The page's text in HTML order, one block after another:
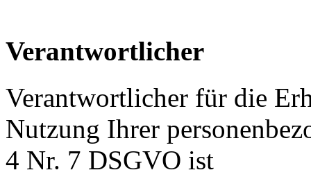
Verantwortlicher
Verantwortlicher für die
Nutzung Ihrer
4 Nr. 7 DSGVO ist